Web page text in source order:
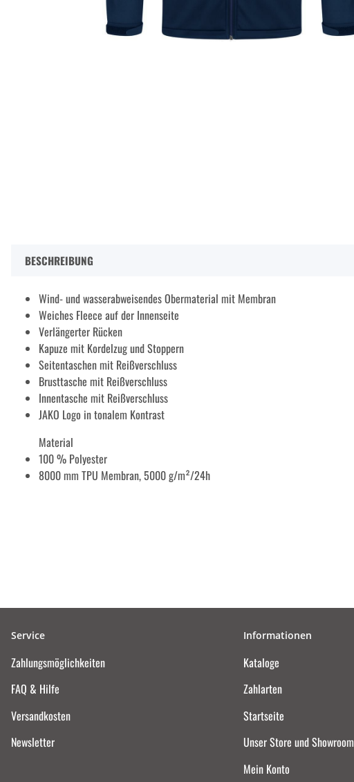
BESCHREIBUNG
Wind- und wasserabweisendes Obermaterial mit Membran
Weiches Fleece auf der Innenseite
Verlängerter Rücken
Kapuze mit Kordelzug und Stoppern
Seitentaschen mit Reißverschluss
Brusttasche mit Reißverschluss
Innentasche mit Reißverschluss
JAKO Logo in tonalem Kontrast
Material
100 % Polyester
8000 mm TPU Membran, 5000 g/m²/24h
Service
Zahlungsmöglichkeiten
FAQ & Hilfe
Versandkosten
Newsletter
Informationen
Kataloge
Zahlarten
Startseite
Unser Store und Showroom
Mein Konto